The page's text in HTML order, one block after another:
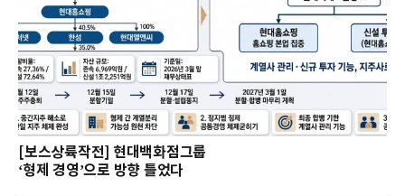
[보스상륙작전] 현대백화점그룹
‘형제 경영’으로 방향 틀었다